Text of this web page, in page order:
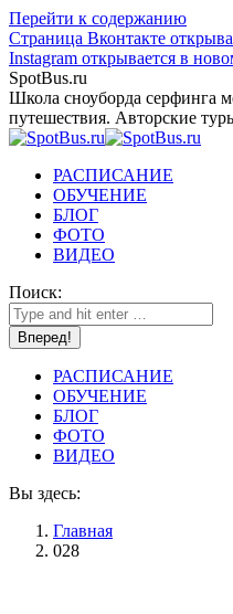
Перейти к содержанию
Страница Вконтакте
Instagram открывается в
SpotBus.ru
Школа сноуборда серфинга
путешествия. Авторские
РАСПИСАНИЕ
ОБУЧЕНИЕ
БЛОГ
ФОТО
ВИДЕО
Поиск:
РАСПИСАНИЕ
ОБУЧЕНИЕ
БЛОГ
ФОТО
ВИДЕО
Вы здесь:
Главная
028